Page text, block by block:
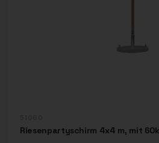
Riesenpartyschirm 4x4 m, mit